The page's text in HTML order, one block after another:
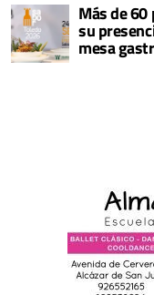
Más de
su
mesa